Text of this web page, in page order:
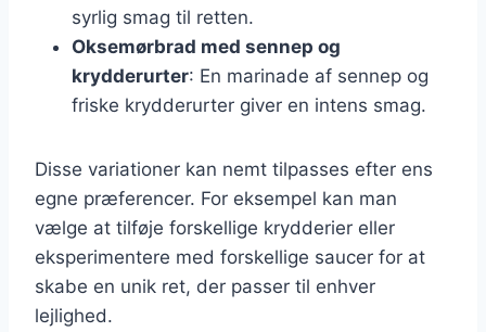
syrlig smag til retten.
Oksemørbrad med sennep og
krydderurter: En marinade af sennep og
friske krydderurter giver en intens smag.
Disse variationer kan nemt tilpasses efter ens
egne præferencer. For eksempel kan man
vælge at tilføje forskellige krydderier eller
eksperimentere med forskellige saucer for at
skabe en unik ret, der passer til enhver
lejlighed.